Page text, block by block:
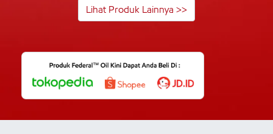
Lihat Produk Lainnya >>